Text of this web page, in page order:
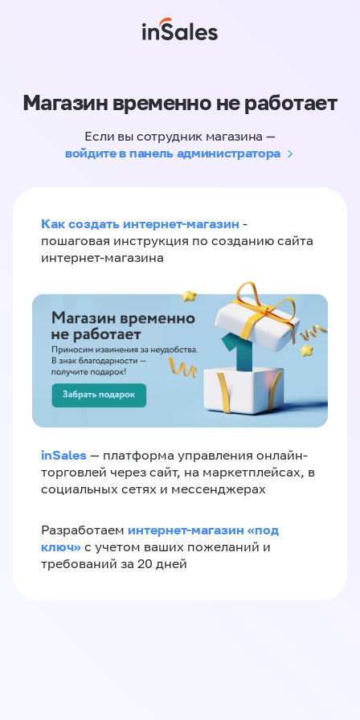
Магазин временно не работает
Если вы сотрудник магазина —
войдите в панель администратора
Как создать интернет-магазин -
пошаговая инструкция по созданию сайта
интернет-магазина
inSales — платформа управления онлайн-
торговлей через сайт, на маркетплейсах, в
социальных сетях и мессенджерах
Разработаем интернет-магазин «‎под
ключ»‎ с учетом ваших пожеланий и
требований за 20 дней